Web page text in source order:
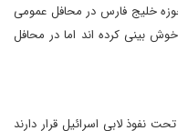
خلیج فارس در محافل عمومی
خوش بینی کرده اند اما در محافل
نفوذ لابی اسرائیل قرار دارند